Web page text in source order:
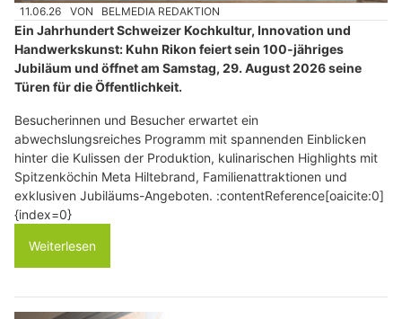
11.06.26 VON BELMEDIA REDAKTION
Ein Jahrhundert Schweizer Kochkultur, Innovation und
Handwerkskunst: Kuhn Rikon feiert sein 100-jähriges
Jubiläum und öffnet am Samstag, 29. August 2026 seine
Türen für die Öffentlichkeit.
Besucherinnen und Besucher erwartet ein
abwechslungsreiches Programm mit spannenden Einblicken
hinter die Kulissen der Produktion, kulinarischen Highlights mit
Spitzenköchin Meta Hiltebrand, Familienattraktionen und
exklusiven Jubiläums-Angeboten. :contentReference[oaicite:0]
{index=0}
Weiterlesen